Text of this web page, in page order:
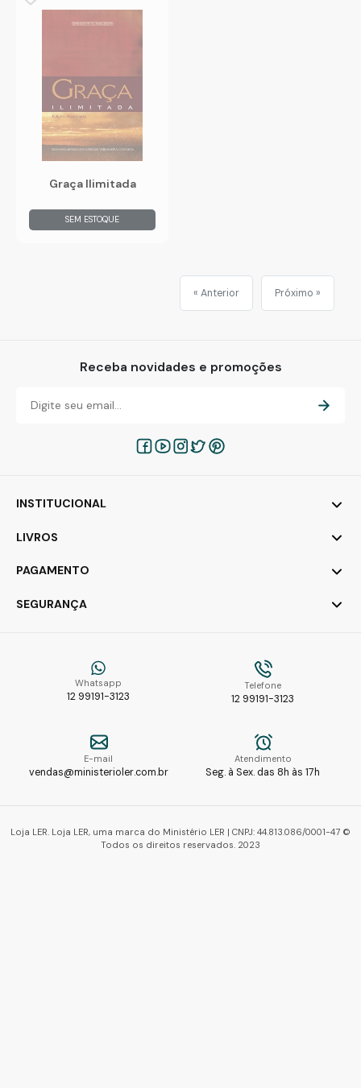
Graça Ilimitada
SEM ESTOQUE
« Anterior Próximo »
Receba novidades e promoções
Whatsapp
12 99191-3123
Telefone
12 99191-3123
E-mail
vendas@ministerioler.com.br
Atendimento
Seg. à Sex. das 8h às 17h
INSTITUCIONAL
LIVROS
PAGAMENTO
SEGURANÇA
Loja LER. Loja LER, uma marca do Ministério LER | CNPJ: 44.813.086/0001-47 ©
Todos os direitos reservados. 2023